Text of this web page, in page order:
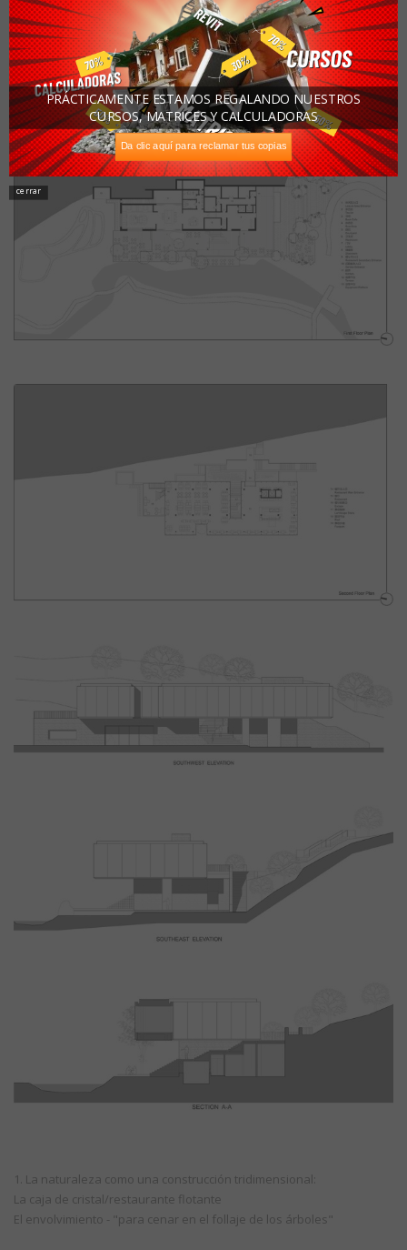
1. La naturaleza como una construcción tridimensional:
La caja de cristal/restaurante flotante
El envolvimiento - "para cenar en el follaje de los árboles"
cerrar
Da clic aquí para reclamar tus copias
PRÁCTICAMENTE ESTAMOS REGALANDO NUESTROS
CURSOS, MATRICES Y CALCULADORAS